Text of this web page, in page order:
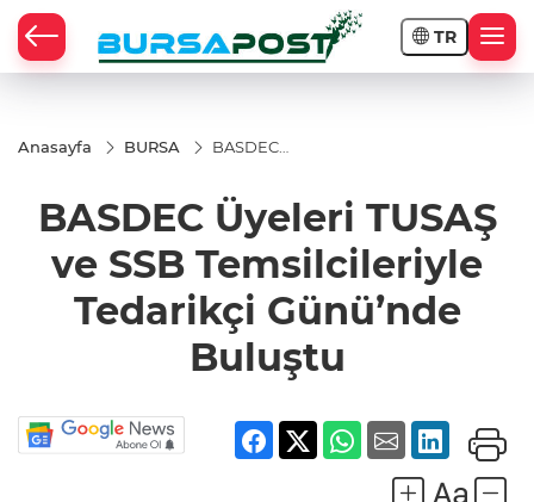
TR
Anasayfa BURSA
BASDEC
Temsilcileriyle
Tedarikçi
Günü’nde
Buluştu
BASDEC Üyeleri TUSAŞ
ve SSB Temsilcileriyle
Tedarikçi Günü’nde
Buluştu